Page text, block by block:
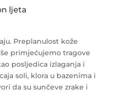
ljeta
Preplanulost kože
primjećujemo tragove
posljedica izlaganja i
soli, klora u bazenima i
da su sunčeve zrake i